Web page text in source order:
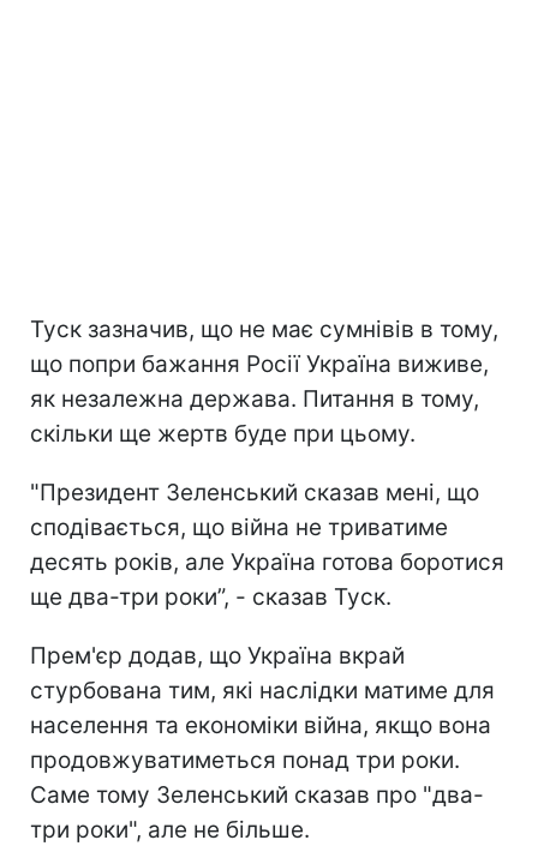
Туск зазначив, що не має сумнівів в тому,
що попри бажання Росії Україна виживе,
як незалежна держава. Питання в тому,
скільки ще жертв буде при цьому.
"Президент Зеленський сказав мені, що
сподівається, що війна не триватиме
десять років, але Україна готова боротися
ще два-три роки”, - сказав Туск.
Прем'єр додав, що Україна вкрай
стурбована тим, які наслідки матиме для
населення та економіки війна, якщо вона
продовжуватиметься понад три роки.
Саме тому Зеленський сказав про "два-
три роки", але не більше.